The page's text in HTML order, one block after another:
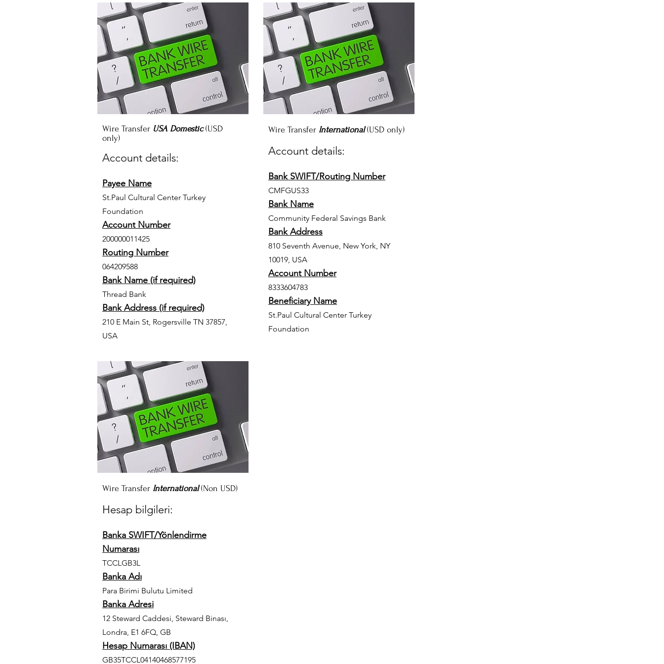
Wire Transfer USA Domestic(USD
only)
Account details:
Payee Name
St.Paul Cultural Center Turkey
Foundation
Account Number
200000011425
Routing Number
064209588
Bank Name (if required)
Thread Bank
Bank Address (if required)
210 E Main St, Rogersville TN 37857,
USA
Wire Transfer International (USD only)
Account details:
Bank SWIFT/Routing Number
CMFGUS33
Bank Name
Community Federal Savings Bank
Bank Address
810 Seventh Avenue, New York, NY
10019, USA
Account Number
8333604783
Beneficiary Name
St.Paul Cultural Center Turkey
Foundation
Wire Transfer International (Non USD)
Hesap bilgileri:
Banka SWIFT/Yönlendirme
Numarası
TCCLGB3L
Banka Adı
Para Birimi Bulutu Limited
Banka Adresi
12 Steward Caddesi, Steward Binası,
Londra, E1 6FQ, GB
Hesap Numarası (IBAN)
GB35TCCL04140468577195